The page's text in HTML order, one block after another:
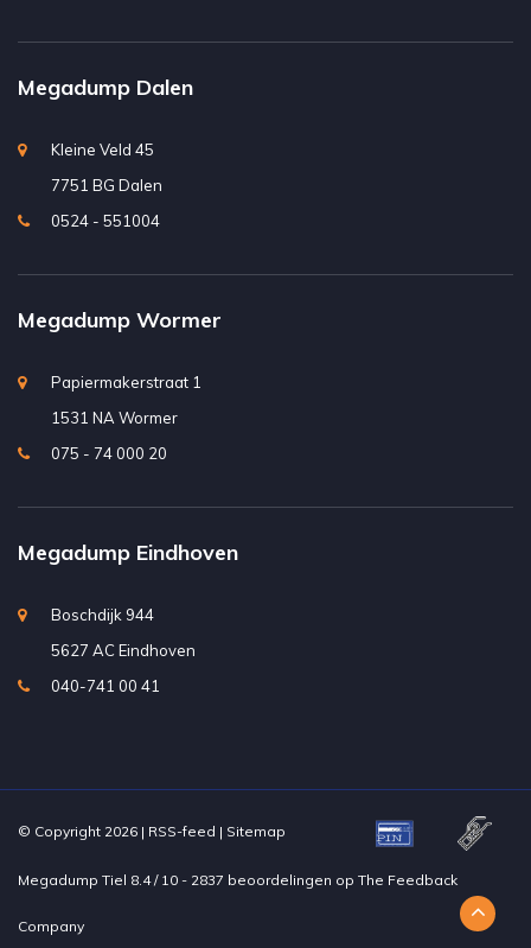
Megadump Dalen
Kleine Veld 45
7751 BG Dalen
0524 - 551004
Megadump Wormer
Papiermakerstraat 1
1531 NA Wormer
075 - 74 000 20
Megadump Eindhoven
Boschdijk 944
5627 AC Eindhoven
040-741 00 41
© Copyright 2026 | RSS-feed | Sitemap
Megadump Tiel 8.4/ 10 - 2837 beoordelingen op The Feedback
Company